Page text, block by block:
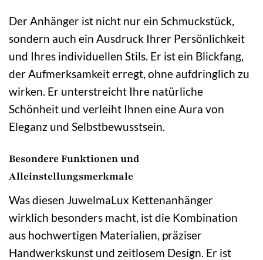
Der Anhänger ist nicht nur ein Schmuckstück,
sondern auch ein Ausdruck Ihrer Persönlichkeit
und Ihres individuellen Stils. Er ist ein Blickfang,
der Aufmerksamkeit erregt, ohne aufdringlich zu
wirken. Er unterstreicht Ihre natürliche
Schönheit und verleiht Ihnen eine Aura von
Eleganz und Selbstbewusstsein.
Besondere Funktionen und
Alleinstellungsmerkmale
Was diesen JuwelmaLux Kettenanhänger
wirklich besonders macht, ist die Kombination
aus hochwertigen Materialien, präziser
Handwerkskunst und zeitlosem Design. Er ist